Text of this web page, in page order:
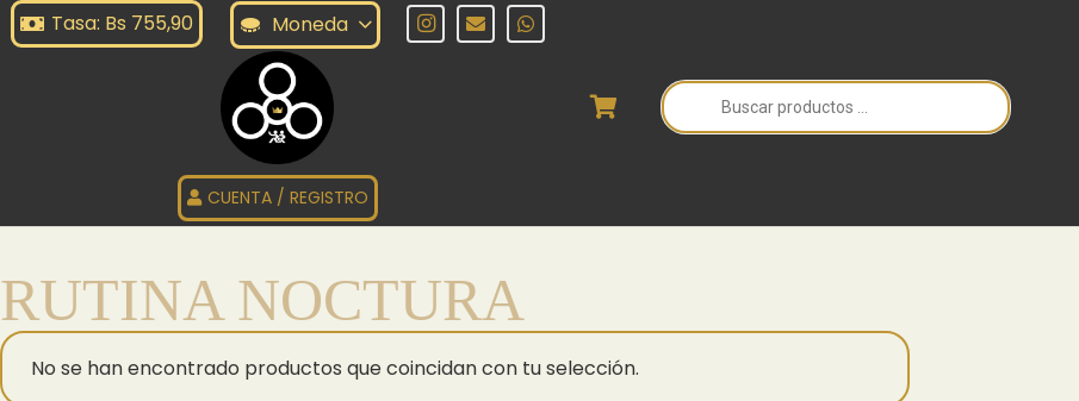
Tasa: Bs 755,90 Moneda
Búsqueda
de
productos
CUENTA / REGISTRO
RUTINA NOCTURA
No se han encontrado productos que coincidan con tu selección.